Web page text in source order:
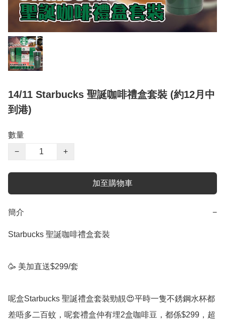
14/11 Starbucks 聖誕咖啡禮盒套裝 (約12月中
到港)
數量
−
+
加至購物車
簡介 −
Starbucks 聖誕咖啡禮盒套裝
🥳 美加直送$299/套
呢盒Starbucks 聖誕禮盒套裝勁靚😍平時一隻不銹鋼水杯都
差唔多二百蚊，呢套禮盒仲有埋2盒咖啡豆，都係$299，超